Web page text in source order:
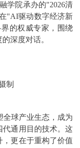
学院承办的"2026清
"AI驱动数字经济新
的权威专家，围绕
深度对话。
制
球产业生态，成为
代通用目的技术。这
更在于重构了价值